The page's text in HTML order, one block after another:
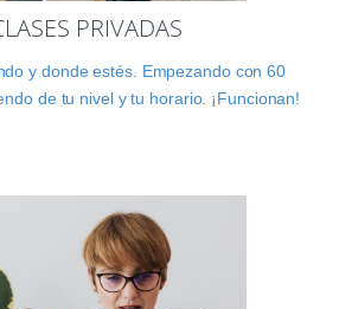
PRIVADAS
y donde estés. Empezando con 60
de tu nivel y tu horario. ¡Funcionan!